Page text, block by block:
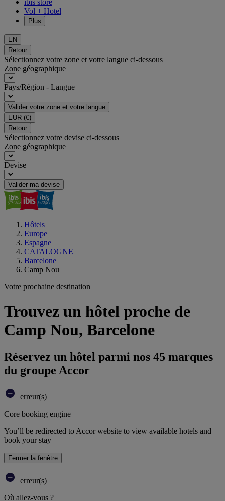
ibis store
Vol + Hotel
Plus
EN
Retour
Sélectionnez votre zone et votre langue ci-dessous
Zone géographique
Pays/Région - Langue
Valider votre zone et votre langue
EUR (€)
Retour
Sélectionnez votre devise ci-dessous
Zone géographique
Devise
Valider ma devise
Hôtels
Europe
Espagne
CATALOGNE
Barcelone
Camp Nou
Votre prochaine destination
Trouvez un hôtel proche de
Camp Nou, Barcelone
Réservez un hôtel parmi nos 45 marques
du groupe Accor
erreur(s)
Core booking engine
You’ll be redirected to Accor website to view available hotels and
book your stay
Fermer la fenêtre
erreur(s)
Où allez-vous ?